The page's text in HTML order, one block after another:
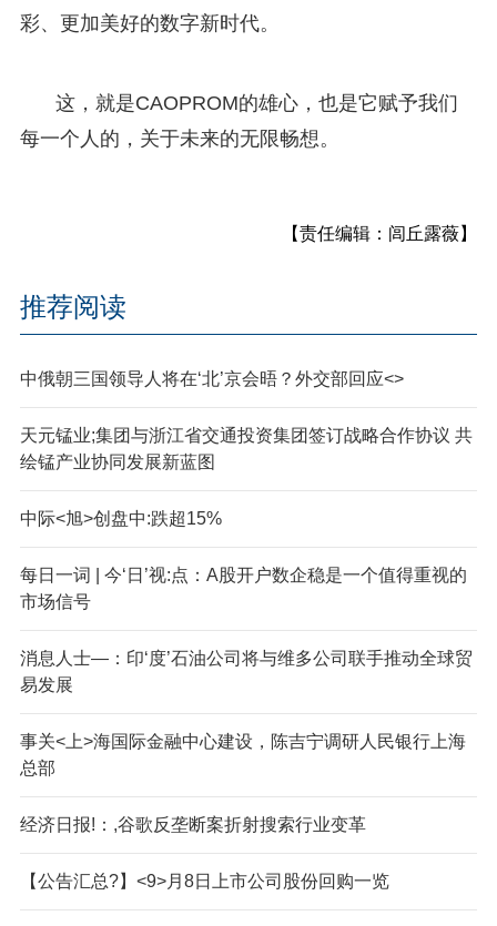
彩、更加美好的数字新时代。
这，就是CAOPROM的雄心，也是它赋予我们
每一个人的，关于未来的无限畅想。
【责任编辑：闾丘露薇】
推荐阅读
中俄朝三国领导人将在‘北’京会晤？外交部回应<>
天元锰业;集团与浙江省交通投资集团签订战略合作协议 共
绘锰产业协同发展新蓝图
中际<旭>创盘中:跌超15%
每日一词 | 今‘日’视:点：A股开户数企稳是一个值得重视的
市场信号
消息人士—：印‘度’石油公司将与维多公司联手推动全球贸
易发展
事关<上>海国际金融中心建设，陈吉宁调研人民银行上海
总部
经济日报!：,谷歌反垄断案折射搜索行业变革
【公告汇总?】<9>月8日上市公司股份回购一览